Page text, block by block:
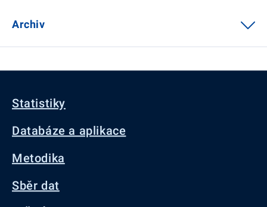
Archiv
Statistiky
Databáze a aplikace
Metodika
Sběr dat